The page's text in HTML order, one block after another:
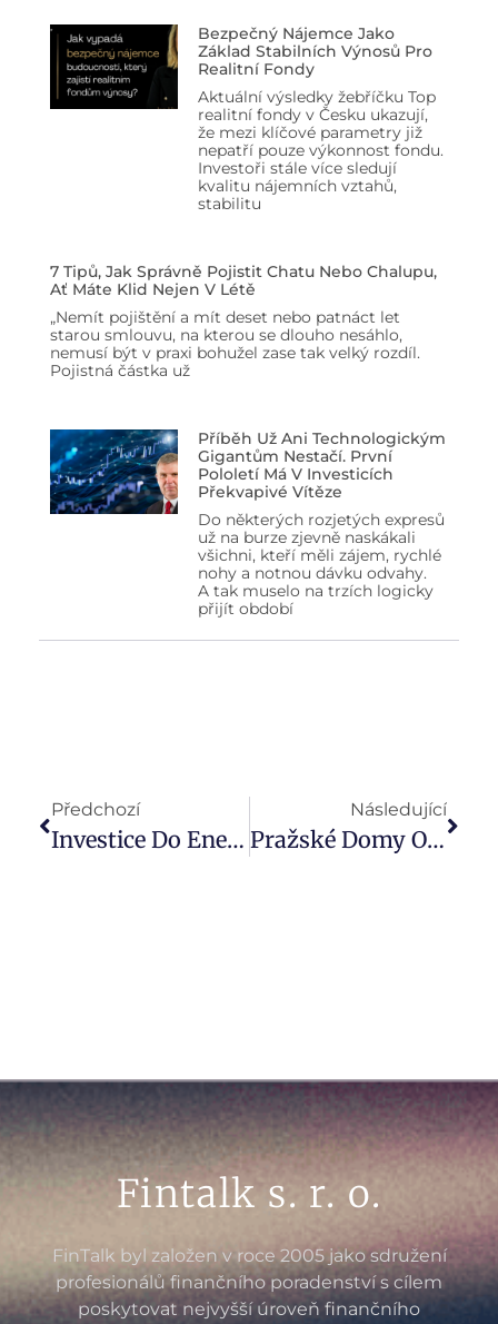
Bezpečný Nájemce Jako
Základ Stabilních Výnosů Pro
Realitní Fondy
Aktuální výsledky žebříčku Top
realitní fondy v Česku ukazují,
že mezi klíčové parametry již
nepatří pouze výkonnost fondu.
Investoři stále více sledují
kvalitu nájemních vztahů,
stabilitu
7 Tipů, Jak Správně Pojistit Chatu Nebo Chalupu,
Ať Máte Klid Nejen V Létě
„Nemít pojištění a mít deset nebo patnáct let
starou smlouvu, na kterou se dlouho nesáhlo,
nemusí být v praxi bohužel zase tak velký rozdíl.
Pojistná částka už
Příběh Už Ani Technologickým
Gigantům Nestačí. První
Pololetí Má V Investicích
Překvapivé Vítěze
Do některých rozjetých expresů
už na burze zjevně naskákali
všichni, kteří měli zájem, rychlé
nohy a notnou dávku odvahy.
A tak muselo na trzích logicky
přijít období
Předchozí
Investice Do Energie: Skupina J&T Otevírá Nové Možnosti
Následující
Pražské Domy Ožívají: Investice, Co Má Duši
Fintalk s. r. o.
FinTalk byl založen v roce 2005 jako sdružení
profesionálů finančního poradenství s cílem
poskytovat nejvyšší úroveň finančního